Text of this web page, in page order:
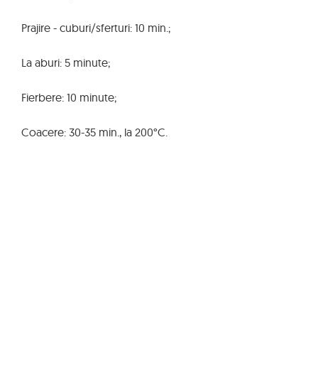
Prajire - cuburi/sferturi: 10 min.;
La aburi: 5 minute;
Fierbere: 10 minute;
Coacere: 30-35 min., la 200°C.